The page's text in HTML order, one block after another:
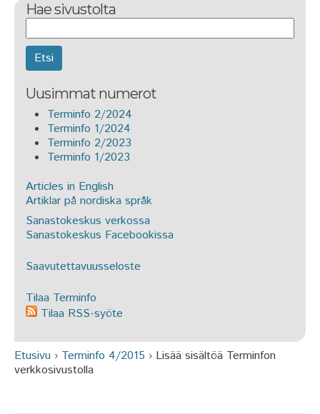
Hae sivustolta
Uusimmat numerot
Terminfo 2/2024
Terminfo 1/2024
Terminfo 2/2023
Terminfo 1/2023
Articles in English
Artiklar på nordiska språk
Sanastokeskus verkossa
Sanastokeskus Facebookissa
Saavutettavuusseloste
Tilaa Terminfo
Tilaa RSS-syöte
Olet täällä
Etusivu › Terminfo 4/2015 › Lisää sisältöä Terminfon
verkkosivustolla